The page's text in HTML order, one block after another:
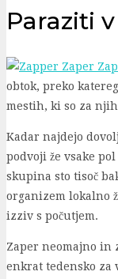
Paraziti
obtok, preko
mestih, ki so za njih
Kadar najdejo
podvoji že vsake
skupina sto tisoč
organizem lokalno
izziv s počutjem.
Zaper neomajno in
enkrat tedensko za